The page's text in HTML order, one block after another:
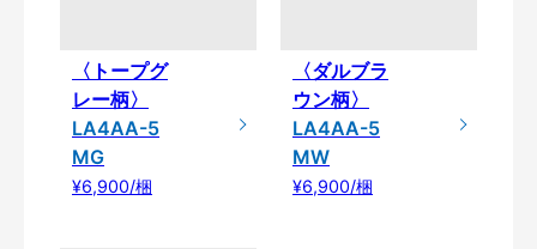
〈トープグ
レー柄〉
LA4AA-5
MG
¥6,900/梱
〈ダルブラ
ウン柄〉
LA4AA-5
MW
¥6,900/梱